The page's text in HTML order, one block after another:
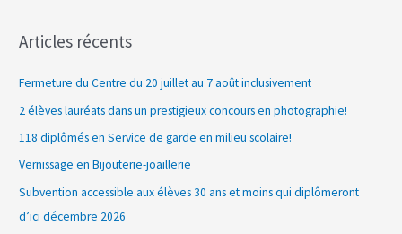
h
h
e
r
Articles récents
Fermeture du Centre du 20 juillet au 7 août inclusivement
2 élèves lauréats dans un prestigieux concours en photographie!
118 diplômés en Service de garde en milieu scolaire!
Vernissage en Bijouterie-joaillerie
Subvention accessible aux élèves 30 ans et moins qui diplômeront
d’ici décembre 2026